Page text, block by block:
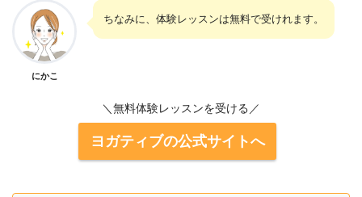
にかこ
ちなみに、体験レッスンは無料で受けれます。
＼無料体験レッスンを受ける／
ヨガティブの公式サイトへ